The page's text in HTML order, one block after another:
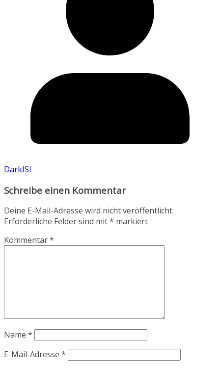
DarkISI
Schreibe einen Kommentar
Deine E-Mail-Adresse wird nicht veröffentlicht.
Erforderliche Felder sind mit* markiert
Kommentar*
Name *
E-Mail-Adresse *